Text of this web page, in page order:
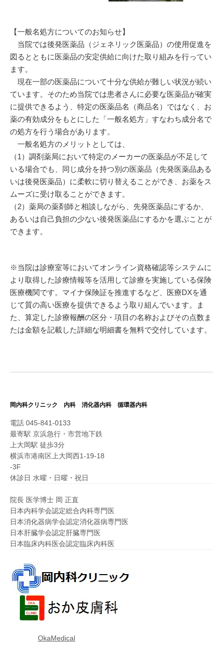
【一般名処方についてのお知らせ】
当院では後発医薬品（ジェネリック医薬品）の使用促進を
図るとともに医薬品の安定供給に向けた取り組みを行ってい
ます。
現在一部の医薬品について十分な供給が難しい状況が続い
ています。そのため当院では患者さんに必要な医薬品が確実
に提供できるよう、特定の医薬品名（商品名）ではなく、お
薬の有効成分をもとにした「一般名処方」すなわち成分名で
の処方を行う場合があります。
一般名処方のメリットとしては、
（1）調剤薬局において特定のメーカーの医薬品が不足して
いる場合でも、同じ成分を持つ別の医薬品（先発医薬品ある
いは後発医薬品）に柔軟に切り替えることができ、お薬をス
ムーズに受け取ることができます。
（2）薬局の薬剤師と相談しながら、先発医薬品にするか、
あるいは自己負担の少ない後発医薬品にするかを選ぶことが
できます。
※当院は診療室等においてオンライン資格確認等システムに
より取得した診療情報等を活用して診療を実施している保険
医療機関です。マイナ保険証を推進するなど、医療DXを通
じて質の高い医療を提供できるよう取り組んでいます。ま
た、算定した診療報酬の区分・項目の名称およびその点数ま
たは金額を記載した詳細な明細書を無料で交付しています。
岡内科クリニック 内科 消化器内科 循環器内科
電話 045-841-0133
最寄駅 京浜急行・市営地下鉄
上大岡駅 徒歩3分
横浜市港南区上大岡西1-19-18
-3F
休診日 水曜・日曜・祝日
院長 医学博士 岡 正直
日本内科学会認定総合内科専門医
日本消化器病学会認定消化器病専門医
日本肝臓学会認定肝臓専門医
日本臨床内科医会認定臨床内科医
OkaMedical